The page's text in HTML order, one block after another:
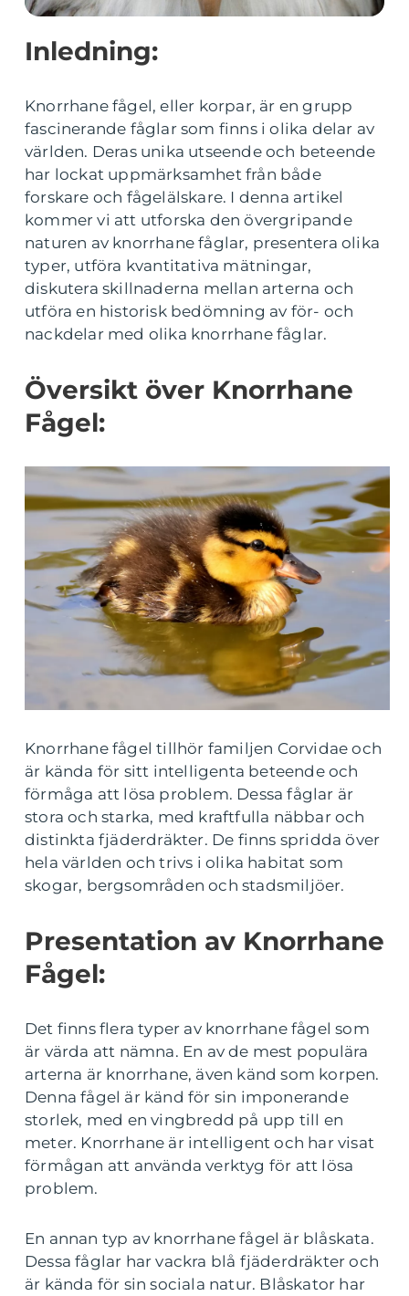
Inledning:
Knorrhane fågel, eller korpar, är en grupp
fascinerande fåglar som finns i olika delar av
världen. Deras unika utseende och beteende
har lockat uppmärksamhet från både
forskare och fågelälskare. I denna artikel
kommer vi att utforska den övergripande
naturen av knorrhane fåglar, presentera olika
typer, utföra kvantitativa mätningar,
diskutera skillnaderna mellan arterna och
utföra en historisk bedömning av för- och
nackdelar med olika knorrhane fåglar.
Översikt över Knorrhane
Fågel:
Knorrhane fågel tillhör familjen Corvidae och
är kända för sitt intelligenta beteende och
förmåga att lösa problem. Dessa fåglar är
stora och starka, med kraftfulla näbbar och
distinkta fjäderdräkter. De finns spridda över
hela världen och trivs i olika habitat som
skogar, bergsområden och stadsmiljöer.
Presentation av Knorrhane
Fågel:
Det finns flera typer av knorrhane fågel som
är värda att nämna. En av de mest populära
arterna är knorrhane, även känd som korpen.
Denna fågel är känd för sin imponerande
storlek, med en vingbredd på upp till en
meter. Knorrhane är intelligent och har visat
förmågan att använda verktyg för att lösa
problem.
En annan typ av knorrhane fågel är blåskata.
Dessa fåglar har vackra blå fjäderdräkter och
är kända för sin sociala natur. Blåskator har